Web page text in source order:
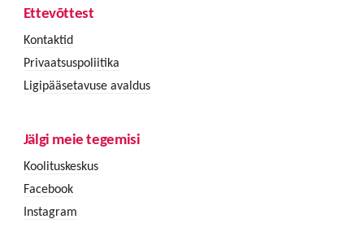
Ettevõttest
Kontaktid
Privaatsuspoliitika
Ligipääsetavuse avaldus
Jälgi meie tegemisi
Koolituskeskus
Facebook
Instagram